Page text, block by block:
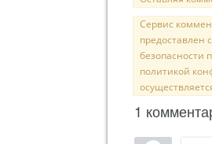
Сервис
предоставлен
безопасности
политикой
1